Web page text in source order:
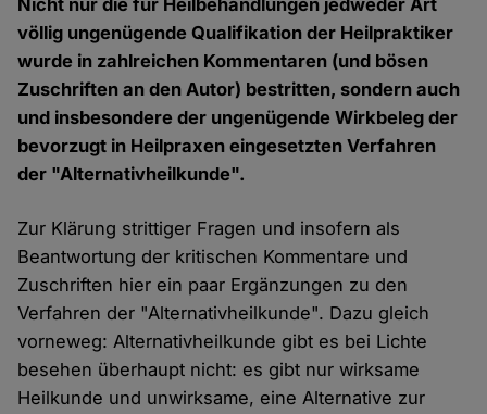
Nicht nur die für Heilbehandlungen jedweder Art
völlig ungenügende Qualifikation der Heilpraktiker
wurde in zahlreichen Kommentaren (und bösen
Zuschriften an den Autor) bestritten, sondern auch
und insbesondere der ungenügende Wirkbeleg der
bevorzugt in Heilpraxen eingesetzten Verfahren
der "Alternativheilkunde".
Zur Klärung strittiger Fragen und insofern als
Beantwortung der kritischen Kommentare und
Zuschriften hier ein paar Ergänzungen zu den
Verfahren der "Alternativheilkunde". Dazu gleich
vorneweg: Alternativheilkunde gibt es bei Lichte
besehen überhaupt nicht: es gibt nur wirksame
Heilkunde und unwirksame, eine Alternative zur